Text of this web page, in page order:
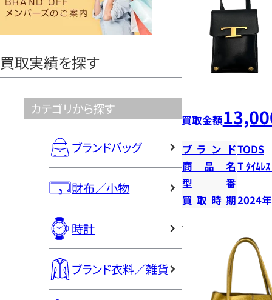
ヤ
買取実績を探す
カテゴリから探す
ブランドバッグ
財布／小物
時計
ブランド衣料／雑貨
買取金額
ブランドTODS
商品名T ﾀｲﾑﾚ
型番
買取時期2024